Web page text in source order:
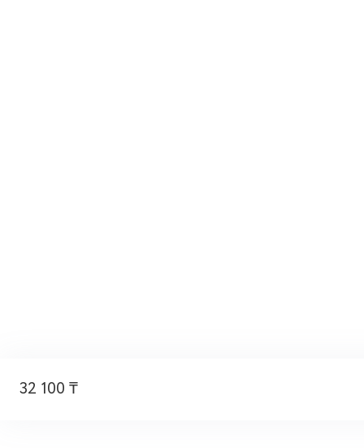
32 100 ₸